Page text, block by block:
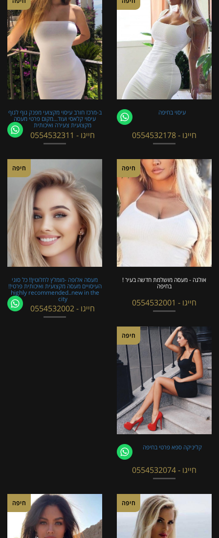
ב-מרכז חורב עיסוי מקצועי מפנק גוף לגוף
עיסוי קלאסי ועוד...מקום פרטי מעסה
מקצועית צעירה ואיכותית
חייגו - 0554532311
עיסוי בחיפה
חייגו - 0554532178
חיפה
מעסה אלופה -מומלץ לחלוטין!! כל סוגי
העיסויים מעסה מקצועית ואיכותית פרטי!!
highly recommended..new in the
city
חייגו - 0554532002
חיפה
אולגה - מעסה מושלמת חדשה בעיר !
בחיפה
חייגו - 0554532001
חיפה
קליניקה ספא פרטי בחיפה
חייגו - 0554532074
חיפה חיפה